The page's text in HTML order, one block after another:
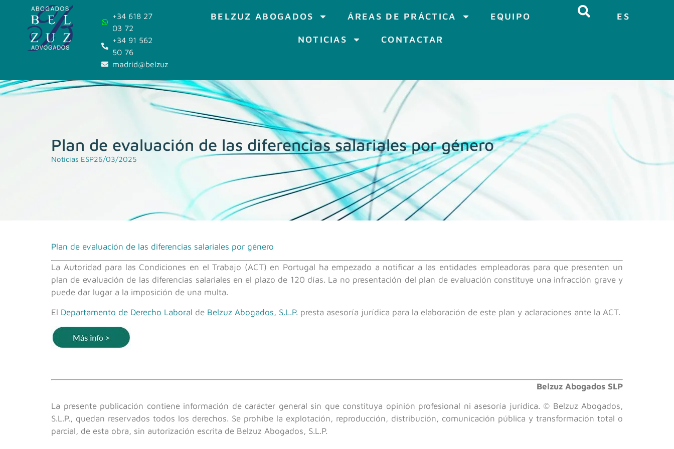
+34 618 27
03 72
+34 91 562
50 76
madrid@belzuz.com
BELZUZ ABOGADOS ÁREAS DE PRÁCTICA EQUIPO
NOTICIAS CONTACTAR
ES
Plan de evaluación de las diferencias salariales por género
Noticias ESP26/03/2025
Plan de evaluación de las diferencias salariales por género
La Autoridad para las Condiciones en el Trabajo (ACT) en Portugal ha empezado a notificar a las entidades empleadoras para que presenten un
plan de evaluación de las diferencias salariales en el plazo de 120 días. La no presentación del plan de evaluación constituye una infracción grave y
puede dar lugar a la imposición de una multa.
El Departamento de Derecho Laboral de Belzuz Abogados, S.L.P. presta asesoría jurídica para la elaboración de este plan y aclaraciones ante la ACT.
Belzuz Abogados SLP
La presente publicación contiene información de carácter general sin que constituya opinión profesional ni asesoría jurídica. © Belzuz Abogados,
S.L.P., quedan reservados todos los derechos. Se prohíbe la explotación, reproducción, distribución, comunicación pública y transformación total o
parcial, de esta obra, sin autorización escrita de Belzuz Abogados, S.L.P.